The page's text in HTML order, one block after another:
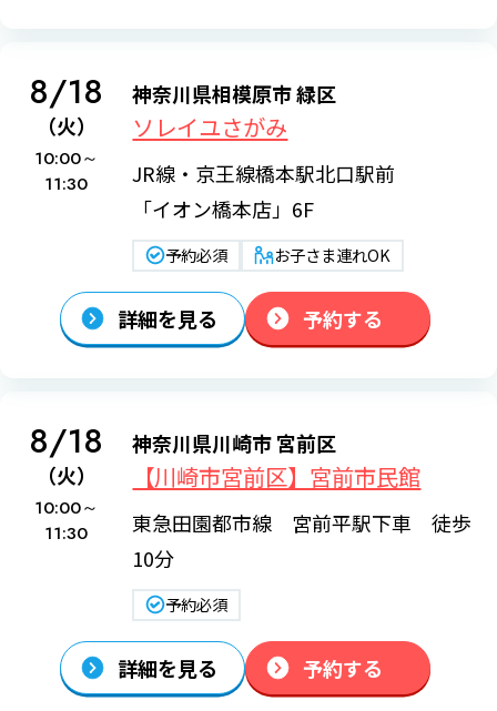
8/18
（火）
10:00～
11:30
神奈川県相模原市 緑区
ソレイユさがみ
JR線・京王線橋本駅北口駅前
「イオン橋本店」6F
予約必須 お子さま連れOK
詳細を見る 予約する
8/18
（火）
10:00～
11:30
神奈川県川崎市 宮前区
【川崎市宮前区】宮前市民館
東急田園都市線 宮前平駅下車 徒歩
10分
予約必須
詳細を見る 予約する